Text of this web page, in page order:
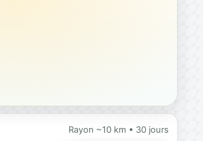
Rayon ~10 km • 30 jours